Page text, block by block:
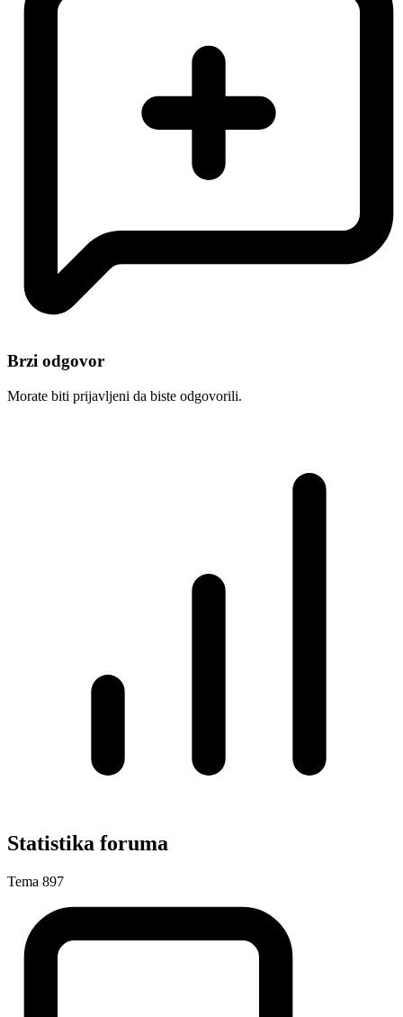
Brzi odgovor
Morate biti prijavljeni da biste odgovorili.
Statistika foruma
Tema 897